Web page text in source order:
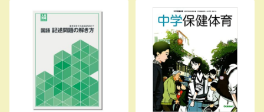
ト ISBN なし
U：085-975-084